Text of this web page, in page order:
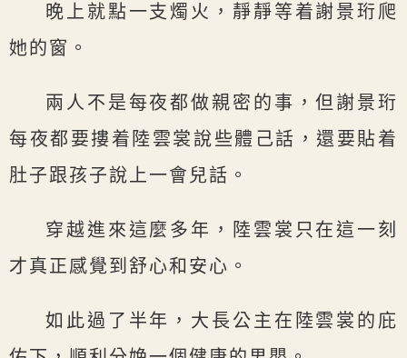
晚上就點一支燭火，靜靜等着謝景珩爬
她的窗。
兩人不是每夜都做親密的事，但謝景珩
每夜都要摟着陸雲裳說些體己話，還要貼着
肚子跟孩子說上一會兒話。
穿越進來這麼多年，陸雲裳只在這一刻
才真正感覺到舒心和安心。
如此過了半年，大長公主在陸雲裳的庇